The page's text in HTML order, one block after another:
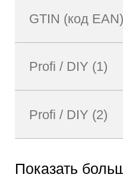
Показать